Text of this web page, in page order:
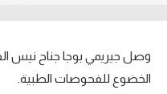
الدوري الإنجليزي الممتاز
الدوري الإسباني
وصل جيريمي بوجا جناح نيس
الخضوع للفحوصات الطبية.